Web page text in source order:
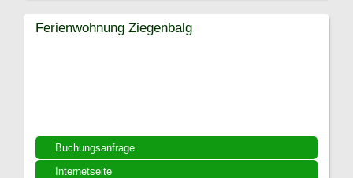
Buchungsanfrage
Internetseite
Ferienwohnung Ziegenbalg